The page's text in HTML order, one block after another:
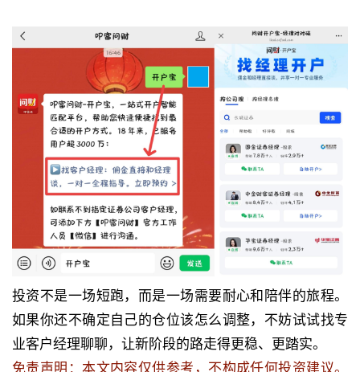
投资不是一场短跑，而是一场需要耐心和陪伴的旅程。
如果你还不确定自己的仓位该怎么调整，不妨试试找专
业客户经理聊聊，让新阶段的路走得更稳、更踏实。
免责声明：本文内容仅供参考，不构成任何投资建议。